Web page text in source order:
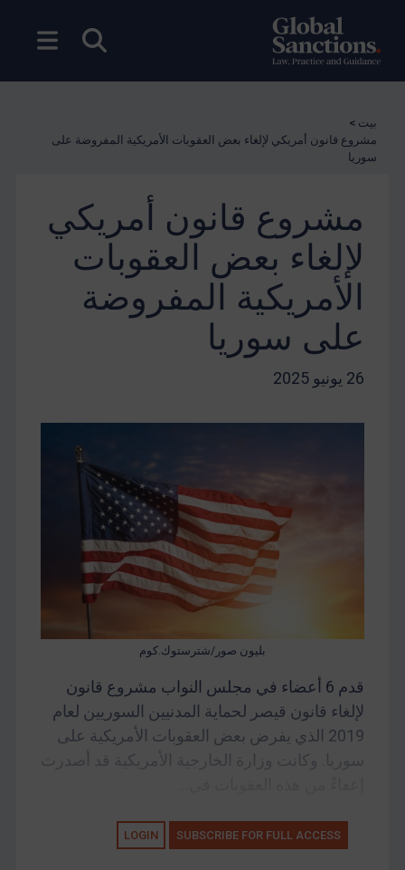
بحث فتح
بيت >
مشروع قانون أمريكي لإلغاء بعض العقوبات الأمريكية المفروضة على
سوريا
مشروع قانون أمريكي
لإلغاء بعض العقوبات
الأمريكية المفروضة
على سوريا
26 يونيو 2025
بليون صور/شترستوك.كوم
قدم 6 أعضاء في مجلس النواب مشروع قانون
لإلغاء قانون قيصر لحماية المدنيين السوريين لعام
2019 الذي يفرض بعض العقوبات الأمريكية على
سوريا. وكانت وزارة الخارجية الأمريكية قد أصدرت
SUBSCRIBE FOR FULL ACCESS
LOGIN